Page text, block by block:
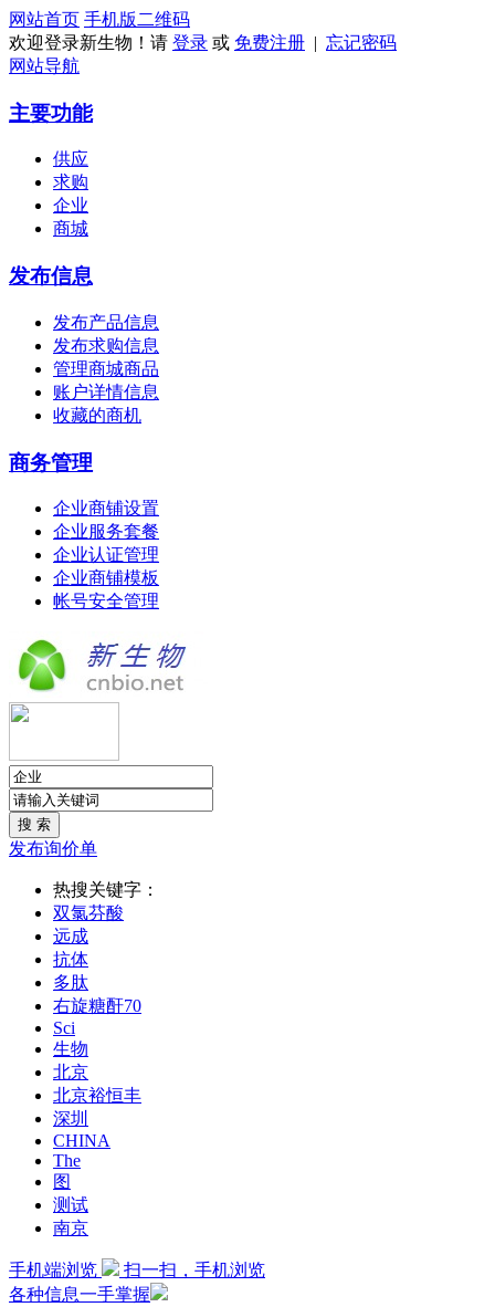
网站首页 手机版 二维码
欢迎登录新生物！请 登录 或 免费注册 | 忘记密码
网站导航
主要功能
供应
求购
企业
商城
发布信息
发布产品信息
发布求购信息
管理商城商品
账户详情信息
收藏的商机
商务管理
企业商铺设置
企业服务套餐
企业认证管理
企业商铺模板
帐号安全管理
发布询价单
热搜关键字：
双氯芬酸
远成
抗体
多肽
右旋糖酐70
Sci
生物
北京
北京裕恒丰
深圳
CHINA
The
图
测试
南京
手机端浏览
扫一扫，手机浏览
各种信息一手掌握